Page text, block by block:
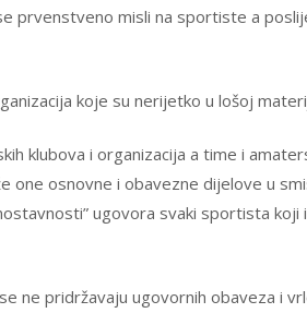
prvenstveno misli na sportiste a
koje su nerijetko u lošoj
klubova i organizacija a time i
osnovne i obavezne dijelove u
ugovora svaki sportista koji
ne pridržavaju ugovornih obaveza i